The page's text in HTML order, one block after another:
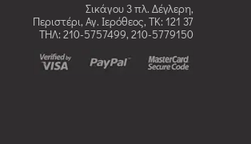
Σικάγου 3 πλ. Δέγλερη,
Περιστέρι, Αγ. Ιερόθεος, TK: 121 37
ΤΗΛ: 210-5757499, 210-5779150